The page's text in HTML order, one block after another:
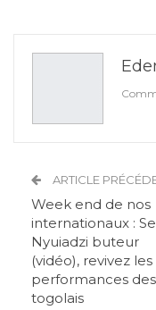
ARTICLE
Week end de nos
internationaux :
Nyuiadzi buteur
(vidéo), revivez les
performances des
togolais